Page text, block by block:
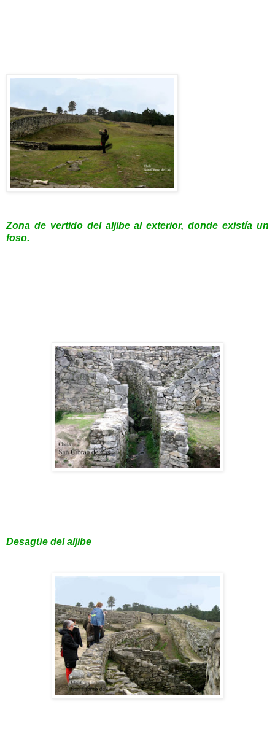
Zona de vertido del aljibe al exterior, donde existía un
foso.
Desagüe del aljibe